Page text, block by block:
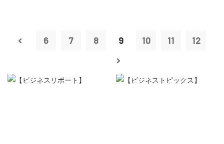
6 7 8 9 10 11 12